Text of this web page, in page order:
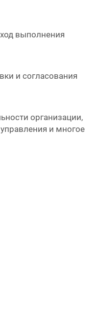
выполнения
и согласования
организации,
и многое